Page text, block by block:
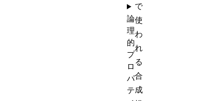
で
使
わ
れ
る
合
成
論
理
的
プ
ロ
パ
テ